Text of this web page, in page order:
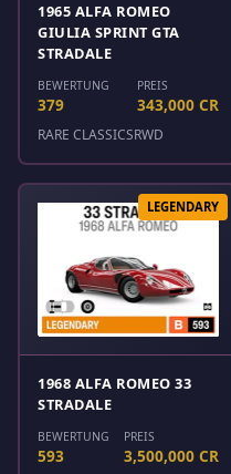
1965 ALFA ROMEO
GIULIA SPRINT GTA
STRADALE
BEWERTUNG
379
PREIS
343,000 CR
RARE CLASSICSRWD
LEGENDARY
1968 ALFA ROMEO 33
STRADALE
BEWERTUNG
593
PREIS
3,500,000 CR